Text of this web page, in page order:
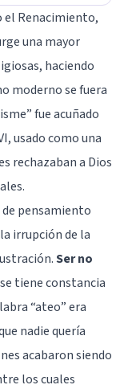
el Renacimiento,
una mayor
haciendo
moderno se fuera
fue acuñado
usado como una
rechazaban a Dios
pensamiento
irrupción de la
Ser no
tiene constancia
“ateo” era
nadie quería
acabaron siendo
los cuales